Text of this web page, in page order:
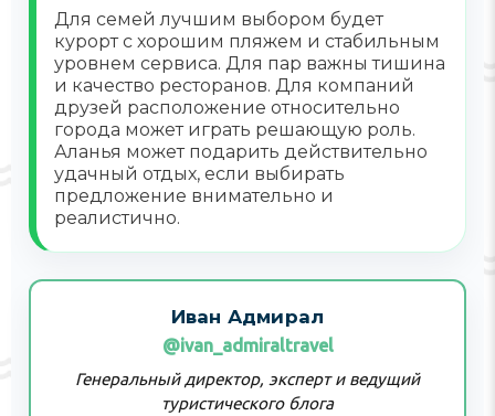
Для семей лучшим выбором будет
курорт с хорошим пляжем и стабильным
уровнем сервиса. Для пар важны тишина
и качество ресторанов. Для компаний
друзей расположение относительно
города может играть решающую роль.
Аланья может подарить действительно
удачный отдых, если выбирать
предложение внимательно и
реалистично.
Иван Адмирал
@ivan_admiraltravel
Генеральный директор, эксперт и ведущий
туристического блога